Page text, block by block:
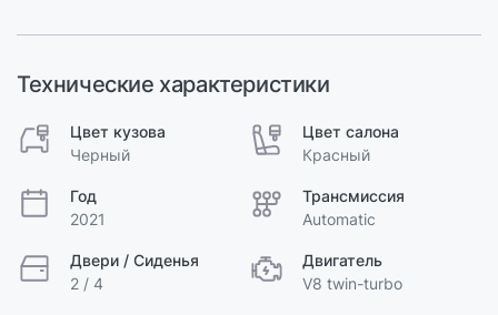
Технические характеристики
Цвет кузова
Черный
Цвет салона
Красный
Год
2021
Трансмиссия
Automatic
Двери / Сиденья
2 / 4
Двигатель
V8 twin-turbo